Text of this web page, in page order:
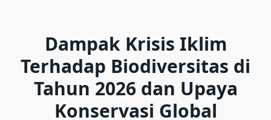
Dampak Krisis Iklim
Terhadap Biodiversitas di
Tahun 2026 dan Upaya
Konservasi Global